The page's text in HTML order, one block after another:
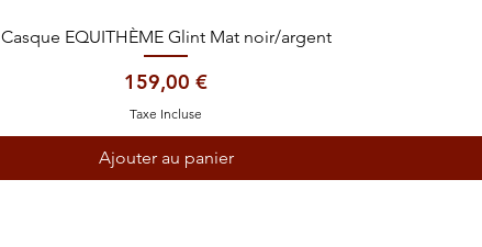
Aperçu rapide
Casque EQUITHÈME Glint Mat noir/argent
Prix
159,00 €
Taxe Incluse
Ajouter au panier